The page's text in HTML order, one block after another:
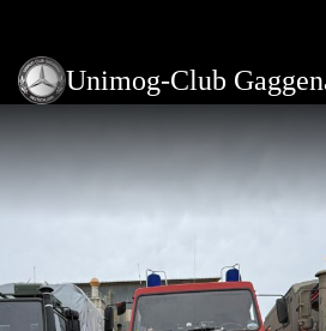
Unimog-Club